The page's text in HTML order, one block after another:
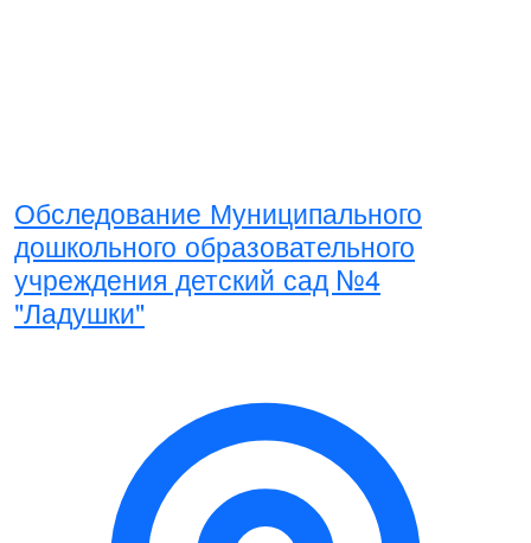
Обследование Муниципального
дошкольного образовательного
учреждения детский сад №4
"Ладушки"